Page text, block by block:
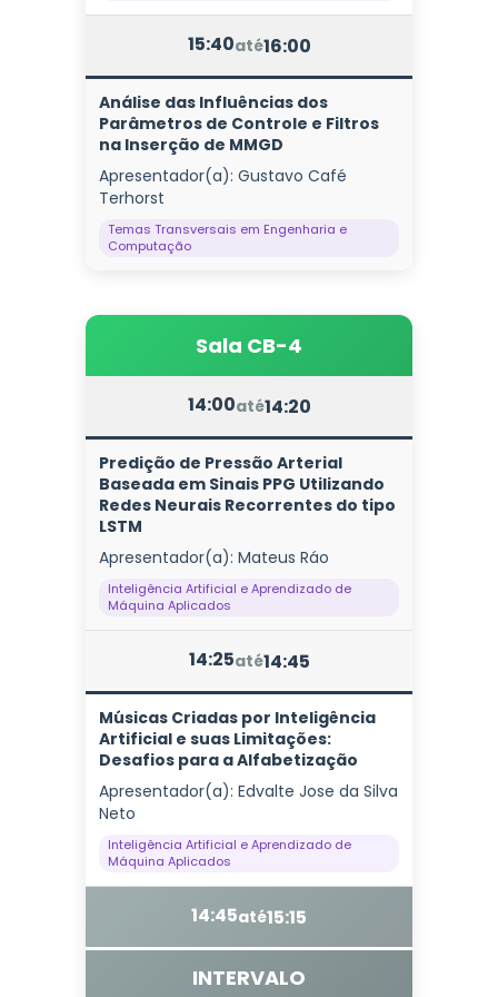
15:40até16:00
Análise das Influências dos
Parâmetros de Controle e Filtros
na Inserção de MMGD
Apresentador(a): Gustavo Café
Terhorst
Temas Transversais em Engenharia e
Computação
Sala CB-4
14:00até14:20
Predição de Pressão Arterial
Baseada em Sinais PPG Utilizando
Redes Neurais Recorrentes do tipo
LSTM
Apresentador(a): Mateus Ráo
Inteligência Artificial e Aprendizado de
Máquina Aplicados
14:25até14:45
Músicas Criadas por Inteligência
Artificial e suas Limitações:
Desafios para a Alfabetização
Apresentador(a): Edvalte Jose da Silva
Neto
Inteligência Artificial e Aprendizado de
Máquina Aplicados
14:45até15:15
INTERVALO